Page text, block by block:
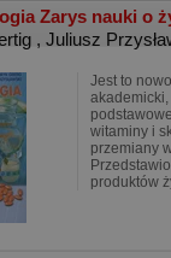
Zarys nauki o
, Juliusz
Jest to
witaminy i
przemiany
produktów